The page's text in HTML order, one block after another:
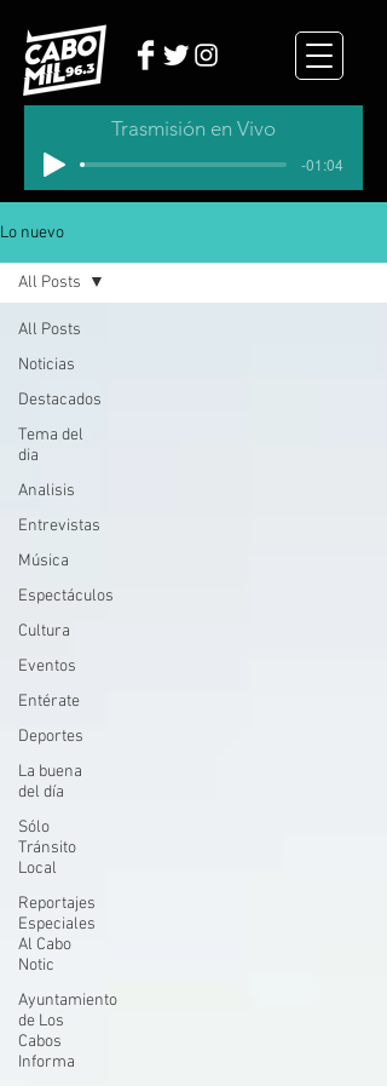
Trasmisión en Vivo
-01:04
Lo nuevo
All Posts
Noticias
Destacados
Tema del
dia
Analisis
Entrevistas
Música
Espectáculos
Cultura
Eventos
Entérate
Deportes
La buena
del día
Sólo
Tránsito
Local
Reportajes
Especiales
Al Cabo
Notic
Ayuntamiento
de Los
Cabos
Informa
All Posts